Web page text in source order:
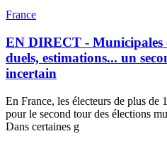
France
EN DIRECT - Municipales
duels, estimations... un
incertain
En France, les électeurs de plus de
pour le second tour des élections
Dans certaines g